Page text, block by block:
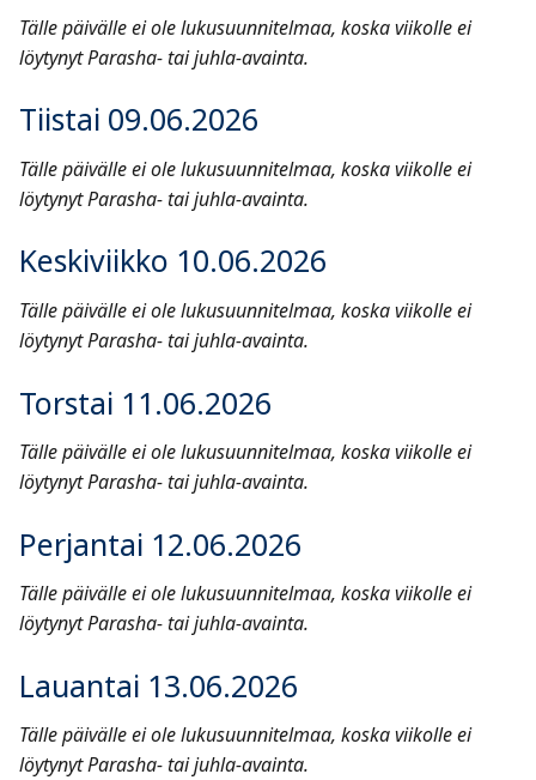
Tälle päivälle ei ole lukusuunnitelmaa, koska viikolle ei
löytynyt Parasha- tai juhla-avainta.
Tiistai 09.06.2026
Tälle päivälle ei ole lukusuunnitelmaa, koska viikolle ei
löytynyt Parasha- tai juhla-avainta.
Keskiviikko 10.06.2026
Tälle päivälle ei ole lukusuunnitelmaa, koska viikolle ei
löytynyt Parasha- tai juhla-avainta.
Torstai 11.06.2026
Tälle päivälle ei ole lukusuunnitelmaa, koska viikolle ei
löytynyt Parasha- tai juhla-avainta.
Perjantai 12.06.2026
Tälle päivälle ei ole lukusuunnitelmaa, koska viikolle ei
löytynyt Parasha- tai juhla-avainta.
Lauantai 13.06.2026
Tälle päivälle ei ole lukusuunnitelmaa, koska viikolle ei
löytynyt Parasha- tai juhla-avainta.